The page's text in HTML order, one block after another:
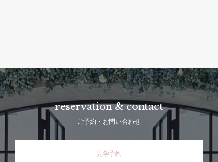
reservation & contact
ご予約・お問い合わせ
見学予約